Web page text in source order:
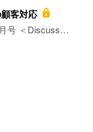
客対応
号 ＜Discuss…